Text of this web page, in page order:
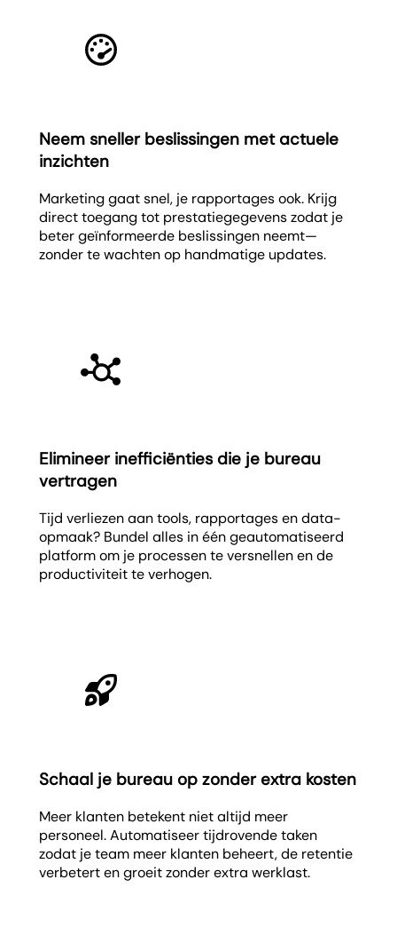
Neem sneller beslissingen met actuele
inzichten
Marketing gaat snel, je rapportages ook. Krijg
direct toegang tot prestatiegegevens zodat je
beter geïnformeerde beslissingen neemt—
zonder te wachten op handmatige updates.
Elimineer inefficiënties die je bureau
vertragen
Tijd verliezen aan tools, rapportages en data-
opmaak? Bundel alles in één geautomatiseerd
platform om je processen te versnellen en de
productiviteit te verhogen.
Schaal je bureau op zonder extra kosten
Meer klanten betekent niet altijd meer
personeel. Automatiseer tijdrovende taken
zodat je team meer klanten beheert, de retentie
verbetert en groeit zonder extra werklast.